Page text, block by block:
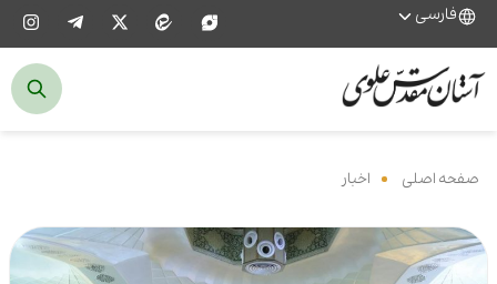
فارسی
صفحه اصلی اخبار